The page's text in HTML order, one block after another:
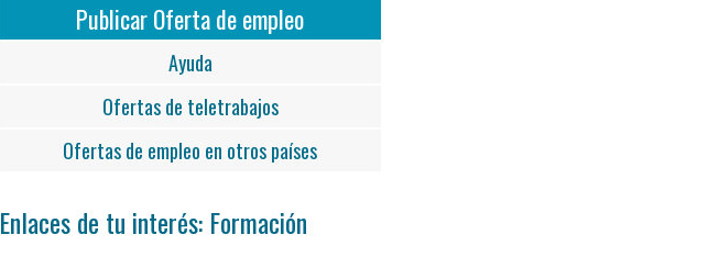
Publicar Oferta de empleo
Ayuda
Ofertas de teletrabajos
Ofertas de empleo en otros países
Enlaces de tu interés: Formación